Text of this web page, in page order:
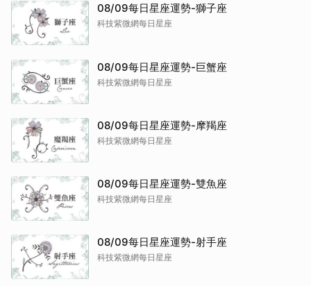
08/09每日星座運勢-獅子座
科技紫微網每日星座
08/09每日星座運勢-巨蟹座
科技紫微網每日星座
08/09每日星座運勢-摩羯座
科技紫微網每日星座
08/09每日星座運勢-雙魚座
科技紫微網每日星座
08/09每日星座運勢-射手座
科技紫微網每日星座